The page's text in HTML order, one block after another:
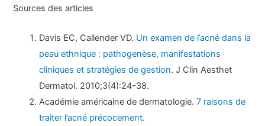
Sources des articles
Davis EC, Callender VD. Un examen de l’acné dans la
peau ethnique : pathogenèse, manifestations
cliniques et stratégies de gestion. J Clin Aesthet
Dermatol. 2010;3(4):24-38.
Académie américaine de dermatologie.7 raisons de
traiter l’acné précocement.